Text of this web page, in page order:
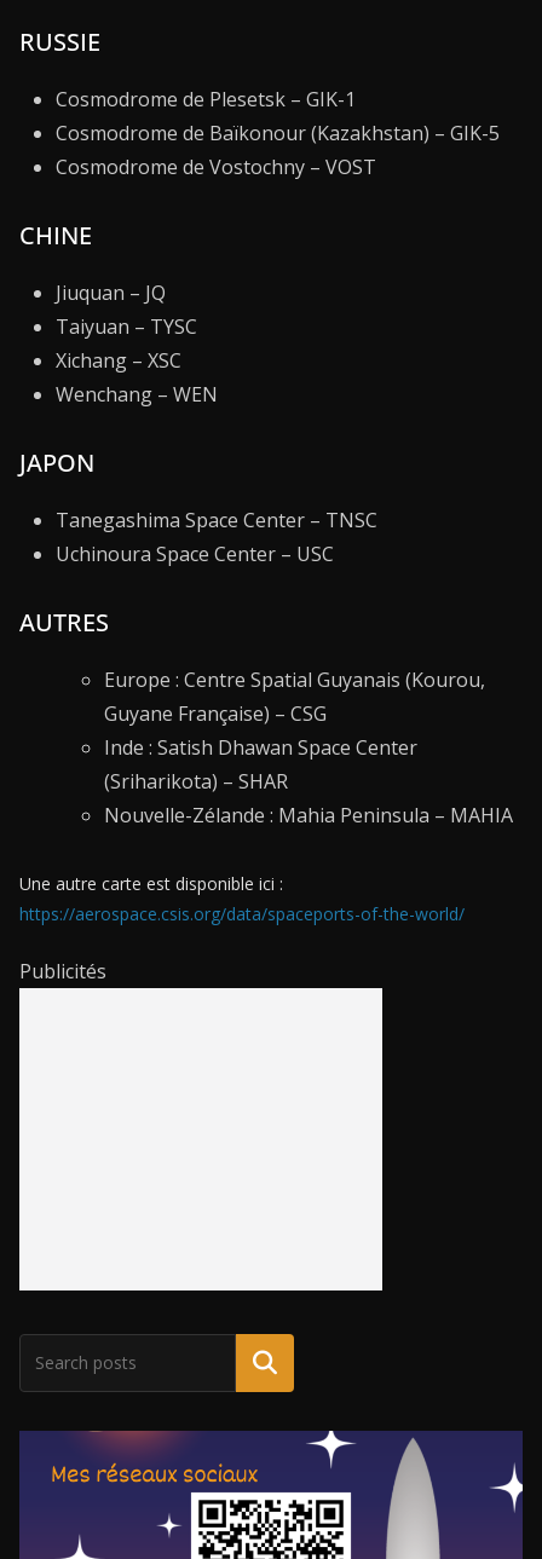
RUSSIE
Cosmodrome de Plesetsk – GIK-1
Cosmodrome de Baïkonour (Kazakhstan) – GIK-5
Cosmodrome de Vostochny – VOST
CHINE
Jiuquan – JQ
Taiyuan – TYSC
Xichang – XSC
Wenchang – WEN
JAPON
Tanegashima Space Center – TNSC
Uchinoura Space Center – USC
AUTRES
Europe : Centre Spatial Guyanais (Kourou,
Guyane Française) – CSG
Inde : Satish Dhawan Space Center
(Sriharikota) – SHAR
Nouvelle-Zélande : Mahia Peninsula – MAHIA
Une autre carte est disponible ici :
https://aerospace.csis.org/data/spaceports-of-the-world/
Publicités